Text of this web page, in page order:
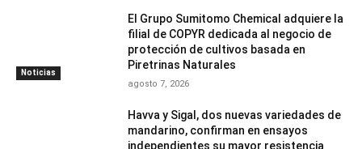
Noticias
El Grupo Sumitomo Chemical adquiere la
filial de COPYR dedicada al negocio de
protección de cultivos basada en
Piretrinas Naturales
agosto 7, 2026
Havva y Sigal, dos nuevas variedades de
mandarino, confirman en ensayos
independientes su mayor resistencia